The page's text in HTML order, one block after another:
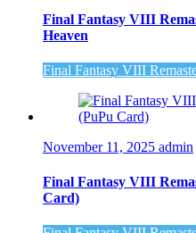
Final Fantasy VIII
Heaven
Final Fantasy VIII
November 11, 2025 admin
Final Fantasy VIII
Card)